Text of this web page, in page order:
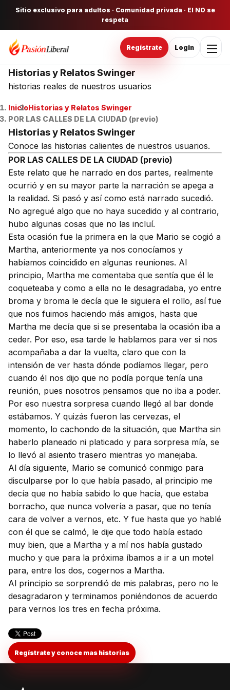
Sitio exclusivo para adultos · Comunidad privada · El NO se
respeta
Regístrate Login
Historias y Relatos Swinger
historias reales de nuestros usuarios
InicioHistorias y Relatos Swinger
POR LAS CALLES DE LA CIUDAD (previo)
Historias y Relatos Swinger
Conoce las historias calientes de nuestros usuarios.
POR LAS CALLES DE LA CIUDAD (previo)
Este relato que he narrado en dos partes, realmente
ocurrió y en su mayor parte la narración se apega a
la realidad. Si pasó y así como está narrado sucedió.
No agregué algo que no haya sucedido y al contrario,
hubo algunas cosas que no las incluí.
Esta ocasión fue la primera en la que Mario se cogió a
Martha, anteriormente ya nos conocíamos y
habíamos coincidido en algunas reuniones. Al
principio, Martha me comentaba que sentía que él le
coqueteaba y como a ella no le desagradaba, yo entre
broma y broma le decía que le siguiera el rollo, así fue
que nos fuimos haciendo más amigos, hasta que
Martha me decía que si se presentaba la ocasión iba a
ceder. Por eso, esa tarde le hablamos para ver si nos
acompañaba a dar la vuelta, claro que con la
intensión de ver hasta dónde podíamos llegar, pero
cuando él nos dijo que no podía porque tenía una
reunión, pues nosotros pensamos que no iba a poder.
Por eso nuestra sorpresa cuando llegó al bar donde
estábamos. Y quizás fueron las cervezas, el
momento, lo cachondo de la situación, que Martha sin
haberlo planeado ni platicado y para sorpresa mía, se
lo llevó al asiento trasero mientras yo manejaba.
Al día siguiente, Mario se comunicó conmigo para
disculparse por lo que había pasado, al principio me
decía que no había sabido lo que hacía, que estaba
borracho, que nunca volvería a pasar, que no tenía
cara de volver a vernos, etc. Y fue hasta que yo hablé
con él que se calmó, le dije que todo había estado
muy bien, que a Martha y a mí nos había gustado
mucho y que para la próxima íbamos a ir a un motel
para, entre los dos, cogernos a Martha.
Al principio se sorprendió de mis palabras, pero no le
desagradaron y terminamos poniéndonos de acuerdo
para vernos los tres en fecha próxima.
Regístrate y conoce mas historias